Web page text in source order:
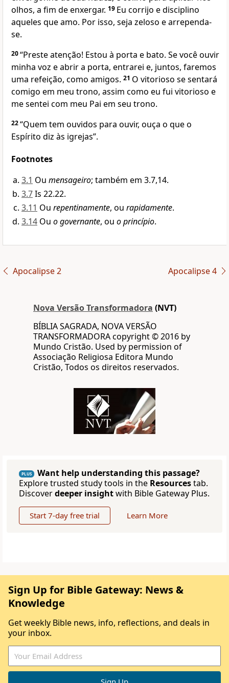
olhos, a fim de enxergar. 19 Eu corrijo e disciplino
aqueles que amo. Por isso, seja zeloso e arrependa-
se.
20“Preste atenção! Estou à porta e bato. Se você ouvir
minha voz e abrir a porta, entrarei e, juntos, faremos
uma refeição, como amigos. 21 O vitorioso se sentará
comigo em meu trono, assim como eu fui vitorioso e
me sentei com meu Pai em seu trono.
22“Quem tem ouvidos para ouvir, ouça o que o
Espírito diz às igrejas”.
Footnotes
3.1 Ou mensageiro; também em 3.7,14.
3.7Is 22.22.
3.11 Ou repentinamente, ou rapidamente.
3.14 Ou o governante, ou o princípio.
Apocalipse 2 Apocalipse 4
Nova Versão Transformadora (NVT)
BÍBLIA SAGRADA, NOVA VERSÃO
TRANSFORMADORA copyright © 2016 by
Mundo Cristão. Used by permission of
Associação Religiosa Editora Mundo
Cristão, Todos os direitos reservados.
PLUS
Want help understanding this passage?
Explore trusted study tools in the Resourcestab.
Discoverdeeper insightwith Bible Gateway Plus.
Start 7-day free trial Learn More
Sign Up for Bible Gateway: News &
Knowledge
Get weekly Bible news, info, reflections, and deals in
your inbox.